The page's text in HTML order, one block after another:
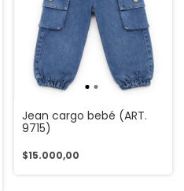
Jean cargo bebé (ART.
9715)
$15.000,00